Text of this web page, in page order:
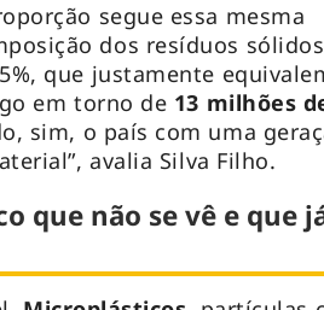
segue essa mesma
dos resíduos sólidos
que justamente
em torno de 13 milhões
sim, o país com uma
avalia Silva Filho.
que não se vê e que